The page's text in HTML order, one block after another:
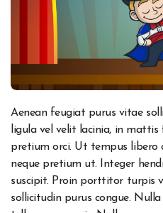
Aenean feugiat purus vitae sollicitudin laoreet. Duis fringilla
ligula vel velit lacinia, in mattis
pretium orci. Ut tempus libero
neque pretium ut. Integer
suscipit. Proin porttitor turpis
sollicitudin purus congue.